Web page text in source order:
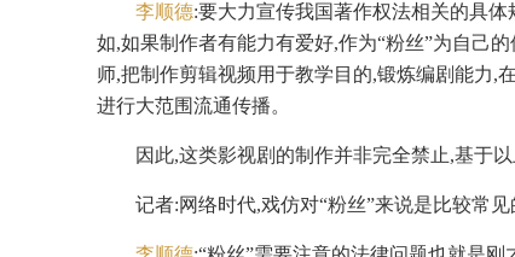
李顺德:要大力宣传我国著作权法相关的具
如,如果制作者有能力有爱好,作为“粉丝”为自己
师,把制作剪辑视频用于教学目的,锻炼编剧能力,
进行大范围流通传播。
因此,这类影视剧的制作并非完全禁止,基于
记者:网络时代,戏仿对“粉丝”来说是比较常